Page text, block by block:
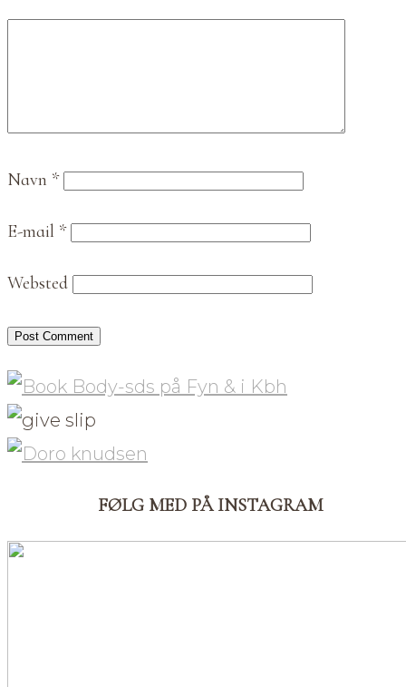
Navn *
E-mail *
Websted
FØLG MED PÅ INSTAGRAM